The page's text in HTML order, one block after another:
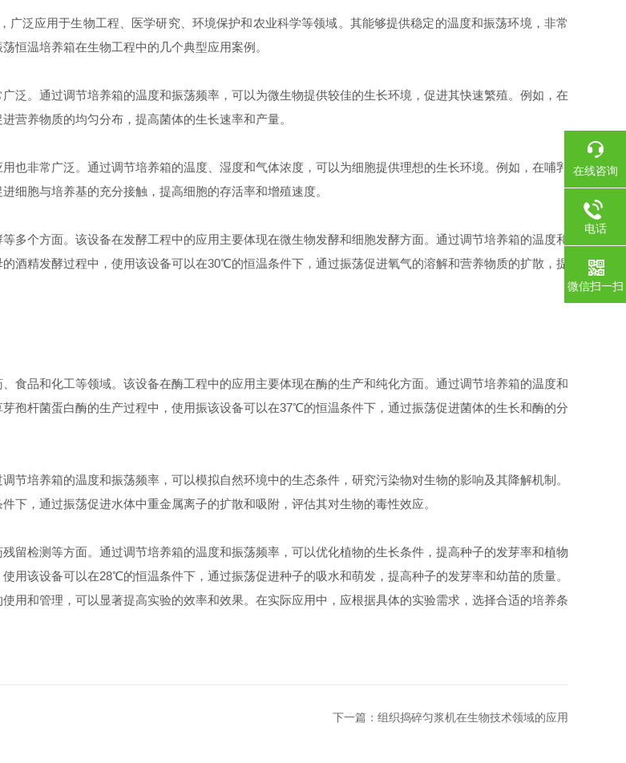
广泛应用于生物工程、医学研究、环境保护和农业科学等领域。其能够提供稳定的温度和振荡环境，非常
恒温培养箱在生物工程中的几个典型应用案例。
。通过调节培养箱的温度和振荡频率，可以为微生物提供较佳的生长环境，促进其快速繁殖。例如，在
营养物质的均匀分布，提高菌体的生长速率和产量。
非常广泛。通过调节培养箱的温度、湿度和气体浓度，可以为细胞提供理想的生长环境。例如，在哺乳
胞与培养基的充分接触，提高细胞的存活率和增殖速度。
个方面。该设备在发酵工程中的应用主要体现在微生物发酵和细胞发酵方面。通过调节培养箱的温度和
酒精发酵过程中，使用该设备可以在30℃的恒温条件下，通过振荡促进氧气的溶解和营养物质的扩散，提
品和化工等领域。该设备在酶工程中的应用主要体现在酶的生产和纯化方面。通过调节培养箱的温度和
孢杆菌蛋白酶的生产过程中，使用振该设备可以在37℃的恒温条件下，通过振荡促进菌体的生长和酶的分
培养箱的温度和振荡频率，可以模拟自然环境中的生态条件，研究污染物对生物的影响及其降解机制。
，通过振荡促进水体中重金属离子的扩散和吸附，评估其对生物的毒性效应。
检测等方面。通过调节培养箱的温度和振荡频率，可以优化植物的生长条件，提高种子的发芽率和植物
用该设备可以在28℃的恒温条件下，通过振荡促进种子的吸水和萌发，提高种子的发芽率和幼苗的质量。
用和管理，可以显著提高实验的效率和效果。在实际应用中，应根据具体的实验需求，选择合适的培养条
下一篇： 组织捣碎匀浆机在生物技术领域的应用
在线咨询
电话
微信扫一扫